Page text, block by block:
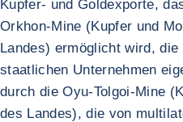
Kupfer- und Goldexporte,
Orkhon-Mine (Kupfer und
Landes) ermöglicht wird,
staatlichen Unternehmen
durch die Oyu-Tolgoi-Mine
des Landes), die von